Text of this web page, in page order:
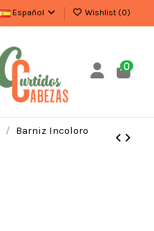
Español Wishlist (0)
0
Barniz Incoloro